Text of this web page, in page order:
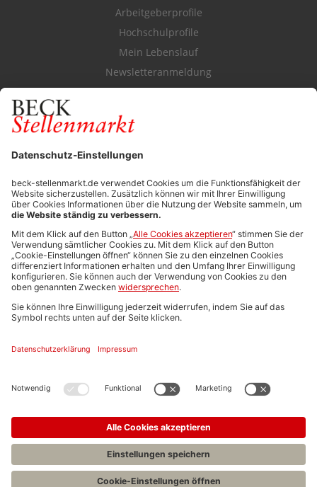
Arbeitgeberprofile
Hochschulprofile
Mein Lebenslauf
Newsletteranmeldung
Durchsuchen Sie den Stellenkatalog
FÜR ARBEITGEBER
Stellenmarktpreise
Anzeigen-AGB
Media-Daten
Newsletteranmeldung
Produktübersicht
ALLGEMEIN
FAQs
Impressum
Stellenangebote C.H.BECK